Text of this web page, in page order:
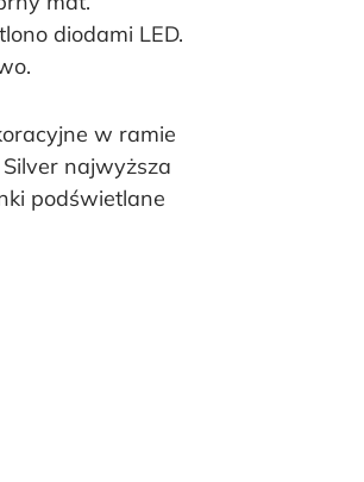
diodami LED.
w ramie
najwyższa
podświetlane